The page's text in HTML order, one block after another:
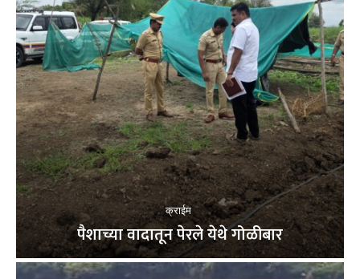
क्राईम
पैशाच्या वादातून पेरले येथे गोळीबार